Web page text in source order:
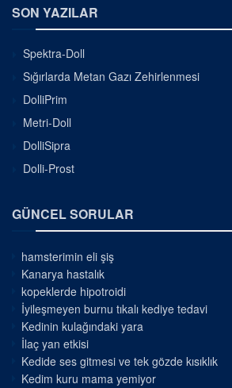
SON YAZILAR
Spektra-Doll
Sığırlarda Metan Gazı Zehirlenmesi
DolliPrim
Metri-Doll
DolliSipra
Dolli-Prost
GÜNCEL SORULAR
hamsterimin eli şiş
Kanarya hastalık
kopeklerde hipotroidi
İyileşmeyen burnu tıkalı kediye tedavi
Kedinin kulağındaki yara
İlaç yan etkisi
Kedide ses gitmesi ve tek gözde kısıklık
Kedim kuru mama yemiyor